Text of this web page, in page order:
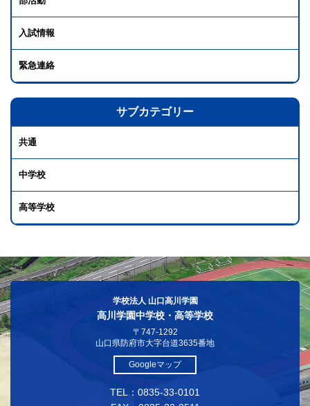
入試情報
緊急連絡
サブカテゴリー
共通
中学校
高等学校
学校法人 山口高川学園
高川学園中学校・高等学校
〒747-1292
山口県防府市大字台道3635番地
Googleマップ
TEL：0835-33-0101